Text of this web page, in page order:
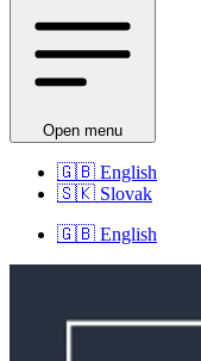
Open menu
🇬🇧 English
🇸🇰 Slovak
🇬🇧 English